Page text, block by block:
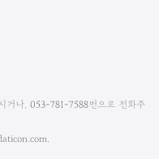
거나, 053-781-7588번으로 전화주